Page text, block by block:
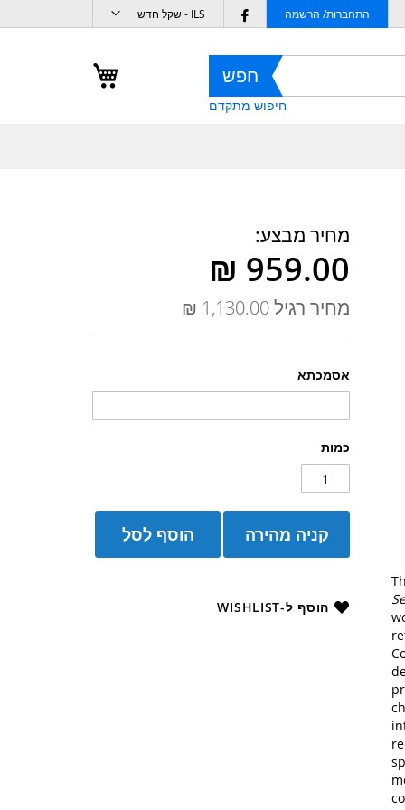
ILS - שקל חדש התחברות/ הרשמה
Facebook
חפש
חיפוש מתקדם
מחיר מבצע
מחיר רגיל
אסמכתא
כמות
הוסף לסל קניה מהירה
הוסף ל-WISHLIST